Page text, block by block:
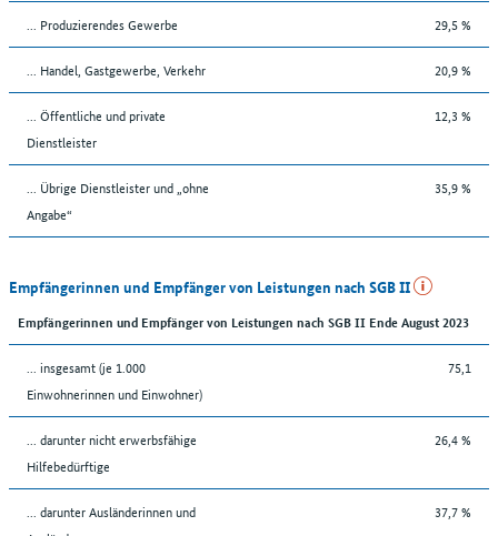
... Produzierendes Gewerbe 29,5 %
... Handel, Gastgewerbe, Verkehr 20,9 %
... Öffentliche und private
Dienstleister
12,3 %
... Übrige Dienstleister und „ohne
Angabe“
35,9 %
Empfängerinnen und Empfänger von Leistungen nach SGB II
Empfängerinnen und Empfänger von Leistungen nach SGB II Ende August 2023
... insgesamt (je 1.000
Einwohnerinnen und Einwohner)
75,1
... darunter nicht erwerbsfähige
Hilfebedürftige
26,4 %
... darunter Ausländerinnen und
37,7 %